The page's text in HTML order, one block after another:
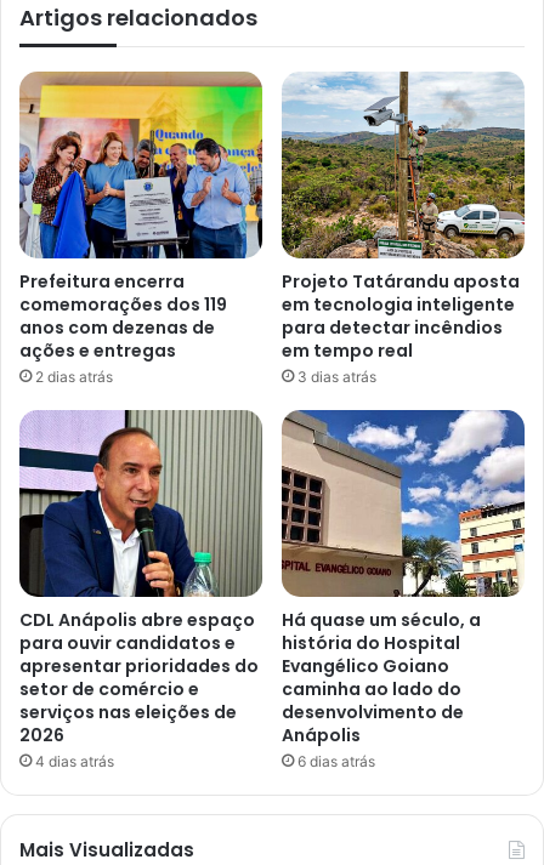
Artigos relacionados
Prefeitura encerra
comemorações dos 119
anos com dezenas de
ações e entregas
2 dias atrás
Projeto Tatárandu aposta
em tecnologia inteligente
para detectar incêndios
em tempo real
3 dias atrás
CDL Anápolis abre espaço
para ouvir candidatos e
apresentar prioridades do
setor de comércio e
serviços nas eleições de
2026
4 dias atrás
Há quase um século, a
história do Hospital
Evangélico Goiano
caminha ao lado do
desenvolvimento de
Anápolis
6 dias atrás
Mais Visualizadas